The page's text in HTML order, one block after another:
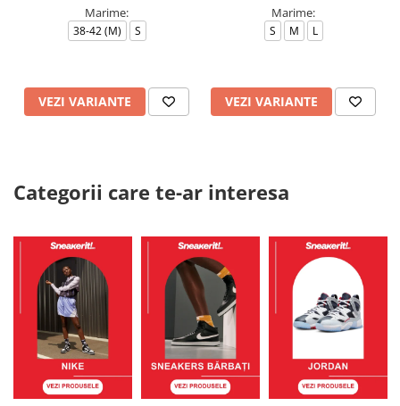
Marime:
38-42 (M) S
VEZI VARIANTE
Marime:
S M L
VEZI VARIANTE
Categorii care te-ar interesa